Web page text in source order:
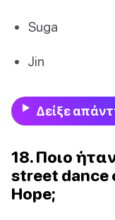
Suga
Jin
Δείξε
18. Ποιο
street dance
Hope;